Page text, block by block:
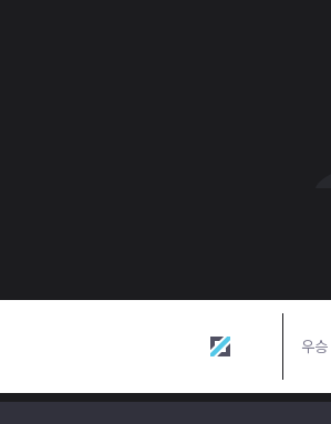
우승